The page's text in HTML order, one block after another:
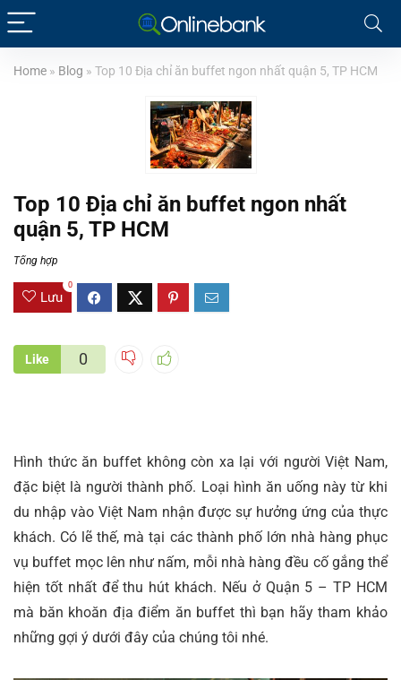
Home » Blog » Top 10 Địa chỉ ăn buffet ngon nhất quận 5, TP HCM
Top 10 Địa chỉ ăn buffet ngon nhất
quận 5, TP HCM
Tổng hợp
Lưu
0
Like 0
Hình thức ăn buffet không còn xa lại với người Việt Nam,
đặc biệt là người thành phố. Loại hình ăn uống này từ khi
du nhập vào Việt Nam nhận được sự hưởng ứng của thực
khách. Có lẽ thế, mà tại các thành phố lớn nhà hàng phục
vụ buffet mọc lên như nấm, mỗi nhà hàng đều cố gắng thể
hiện tốt nhất để thu hút khách. Nếu ở Quận 5 – TP HCM
mà băn khoăn địa điểm ăn buffet thì bạn hãy tham khảo
những gợi ý dưới đây của chúng tôi nhé.